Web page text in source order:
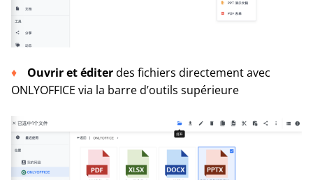
Ouvrir et éditerdes fichiers directement avec
ONLYOFFICE via la barre d’outils supérieure